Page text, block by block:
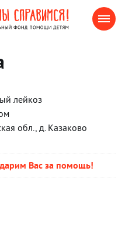
лейкоз
обл., д. Казаково
Вас за помощь!